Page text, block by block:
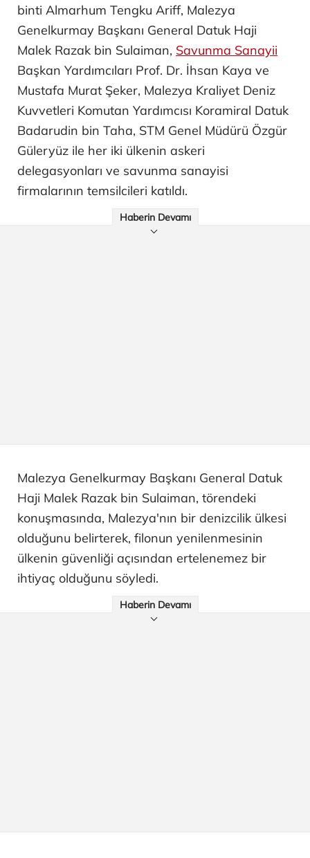
binti Almarhum Tengku Ariff, Malezya
Genelkurmay Başkanı General Datuk Haji
Malek Razak bin Sulaiman, Savunma Sanayii
Başkan Yardımcıları Prof. Dr. İhsan Kaya ve
Mustafa Murat Şeker, Malezya Kraliyet Deniz
Kuvvetleri Komutan Yardımcısı Koramiral Datuk
Badarudin bin Taha, STM Genel Müdürü Özgür
Güleryüz ile her iki ülkenin askeri
delegasyonları ve savunma sanayisi
firmalarının temsilcileri katıldı.
Haberin Devamı
Malezya Genelkurmay Başkanı General Datuk
Haji Malek Razak bin Sulaiman, törendeki
konuşmasında, Malezya'nın bir denizcilik ülkesi
olduğunu belirterek, filonun yenilenmesinin
ülkenin güvenliği açısından ertelenemez bir
ihtiyaç olduğunu söyledi.
Haberin Devamı